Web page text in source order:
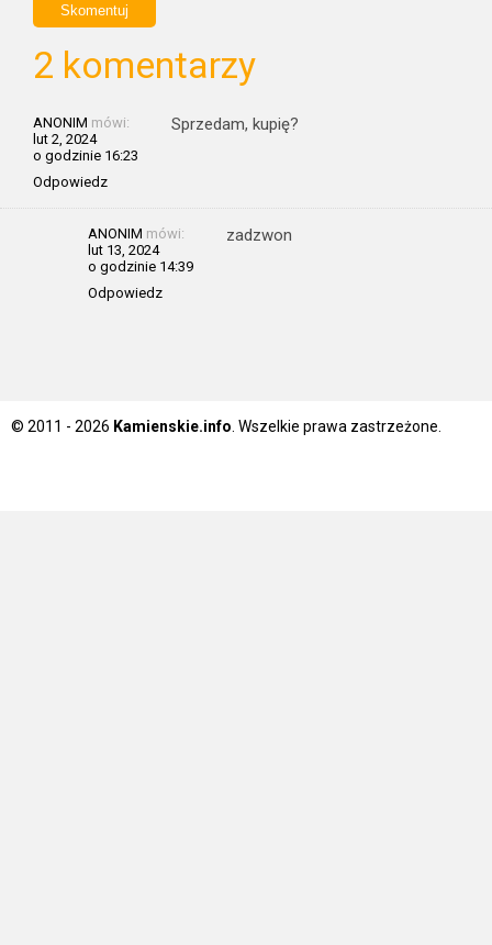
2 komentarzy
ANONIM mówi:
lut 2, 2024
o godzinie 16:23
Odpowiedz
Sprzedam, kupię?
ANONIM mówi:
lut 13, 2024
o godzinie 14:39
Odpowiedz
zadzwon
© 2011 - 2026 Kamienskie.info . Wszelkie prawa zastrzeżone.